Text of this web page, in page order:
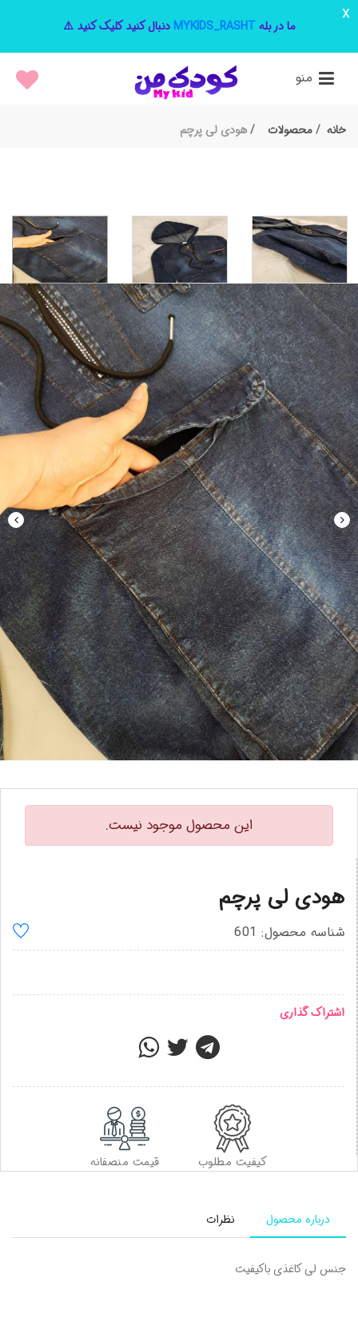
ما در بلهMYKIDS_RASHT دنبال کنید کلیک کنید ⚠️
x
منو
خانه محصولات هودی لی پرچم
این محصول موجود نیست.
هودی لی پرچم
شناسه محصول: 601
اشتراک گذاری
قیمت منصفانه کیفیت مطلوب
درباره محصول نظرات
جنس لی کاغذی باکیفیت